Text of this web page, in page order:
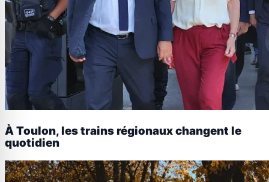
À Toulon, les trains régionaux changent le
quotidien